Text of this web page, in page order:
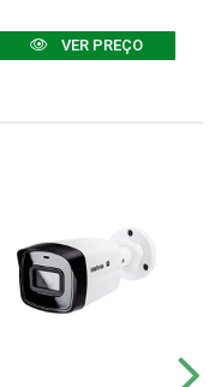
VER PREÇO